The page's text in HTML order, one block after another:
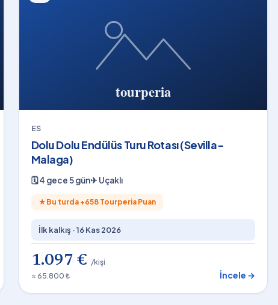
ES
Dolu Dolu Endülüs Turu Rotası (Sevilla-
Malaga)
🗓4 gece 5 gün✈Uçaklı
★ Bu turda +658Tourperia Puan
İlk kalkış ·16 Kas 2026
1.097 € /kişi
≈ 65.800 ₺
İncele →